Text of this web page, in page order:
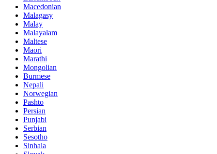
Macedonian
Malagasy
Malay
Malayalam
Maltese
Maori
Marathi
Mongolian
Burmese
Nepali
Norwegian
Pashto
Persian
Punjabi
Serbian
Sesotho
Sinhala